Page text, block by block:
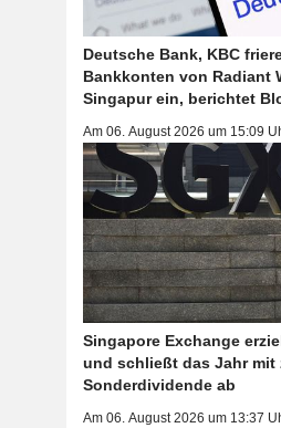
Deutsche Bank, KBC
Bankkonten von Radiant
Singapur ein, berichtet
Am 06. August 2026 um 15:09
Singapore Exchange
und schließt das Jahr mit
Sonderdividende ab
Am 06. August 2026 um 13:37